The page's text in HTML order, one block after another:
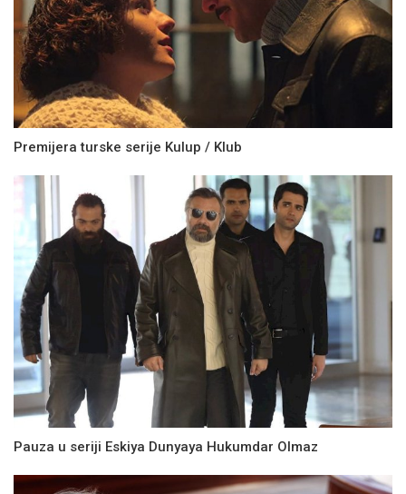
Premijera turske serije Kulup / Klub
Pauza u seriji Eskiya Dunyaya Hukumdar Olmaz